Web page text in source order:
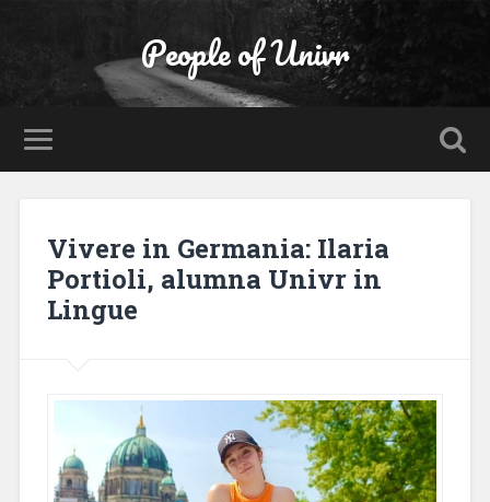
People of Univr
Vivere in Germania: Ilaria
Portioli, alumna Univr in
Lingue